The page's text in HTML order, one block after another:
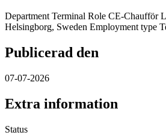
Department Terminal Role CE-Chaufför
Helsingborg, Sweden Employment type
Publicerad den
07-07-2026
Extra information
Status